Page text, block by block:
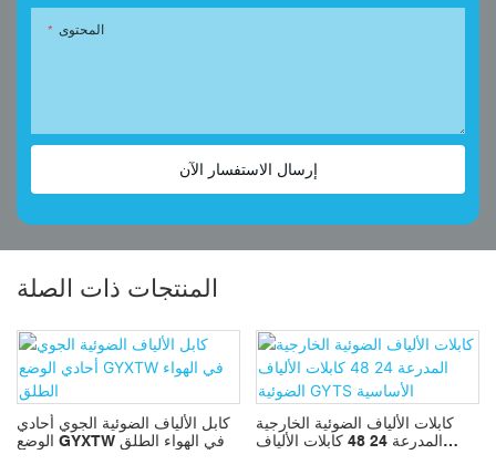
المحتوى
إرسال الاستفسار الآن
المنتجات ذات الصلة
كابل الألياف الضوئية الجوي أحادي
الوضع GYXTW في الهواء الطلق
كابلات الألياف الضوئية الخارجية
المدرعة 24 48 كابلات الألياف